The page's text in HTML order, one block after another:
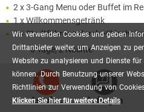
Wir verwenden Cookies und geben
Drittanbieter weiter, um Anzeigen zu
Website zu analysieren und Dienste für
können. Durch Benutzung unserer
Richtlinien zur Verwendung von
Klicken Sie hier für weitere Details
3 Tage, 2 Nächte
Anrufen Anfragen
2 x 3-Gang Menu oder Buffet im
1 x Willkommensgetränk
1 x Stadtführung durch
WLAN
Mehr lesen
AB